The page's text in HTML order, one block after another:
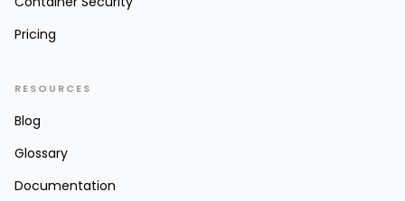
Pricing
RESOURCES
Blog
Glossary
Documentation